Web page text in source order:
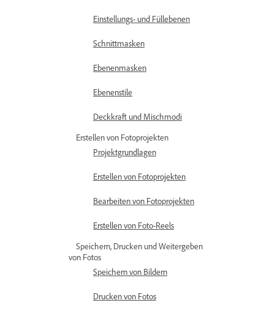
Einstellungs- und Füllebenen
Schnittmasken
Ebenenmasken
Ebenenstile
Deckkraft und Mischmodi
Erstellen von Fotoprojekten
Projektgrundlagen
Erstellen von Fotoprojekten
Bearbeiten von Fotoprojekten
Erstellen von Foto-Reels
Speichern, Drucken und Weitergeben
von Fotos
Speichern von Bildern
Drucken von Fotos